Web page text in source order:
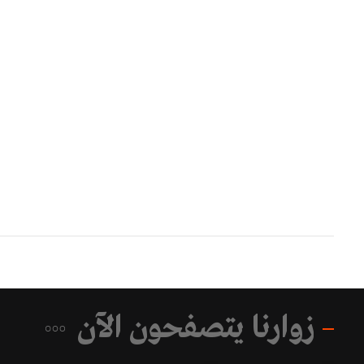
زوارنا يتصفحون الآن